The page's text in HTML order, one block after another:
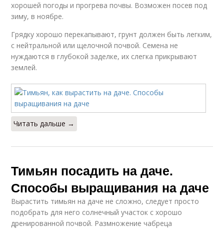
хорошей погоды и прогрева почвы. Возможен посев под
зиму, в ноябре.
Грядку хорошо перекапывают, грунт должен быть легким,
с нейтральной или щелочной почвой. Семена не
нуждаются в глубокой заделке, их слегка прикрывают
землей.
Читать дальше →
Тимьян посадить на даче.
Способы выращивания на даче
Вырастить тимьян на даче не сложно, следует просто
подобрать для него солнечный участок с хорошо
дренированной почвой. Размножение чабреца